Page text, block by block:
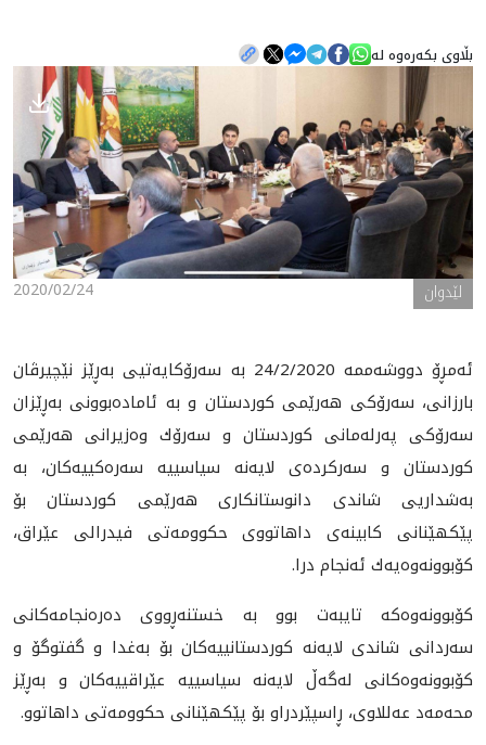
هه‌واڵ
گەلەری
بڵاوی بکەرەوە لە
2020/02/24 لێدوان
ئه‌مڕۆ دووشه‌ممه‌ 24/2/2020 به‌ سه‌رۆكايه‌تيى به‌ڕێز نێچيرڤان
بارزانى، سه‌رۆكى هه‌رێمى كوردستان و به‌ ئاماده‌بوونى به‌ڕێزان
سه‌رۆكى په‌رله‌مانى كوردستان و سه‌رۆك وه‌زيرانى هه‌رێمى
كوردستان و سه‌ركرده‌ى لايه‌نه‌ سياسييه سه‌ره‌كييه‌كان، به‌
به‌شداريى شاندى دانوستانكارى هه‌رێمى كوردستان بۆ
پێكهێنانى كابينه‌ى داهاتووى حكوومه‌تى فيدرالى عێراق،
كۆبوونه‌وه‌يه‌ك ئه‌نجام درا.
كۆبوونه‌وه‌كه‌ تايبه‌ت بوو به‌ خستنه‌ڕووى ده‌ره‌نجامه‌كانى
سه‌ردانى شاندى لايه‌نه‌ كوردستانييه‌كان بۆ به‌غدا و گفتوگۆ و
كۆبوونه‌وه‌كانى له‌گه‌ڵ لايه‌نه‌ سياسييه‌ عێراقييه‌كان و به‌ڕێز
محه‌مه‌د عه‌للاوى، ڕاسپێردراو بۆ پێكهێنانى حكوومه‌تى داهاتوو.